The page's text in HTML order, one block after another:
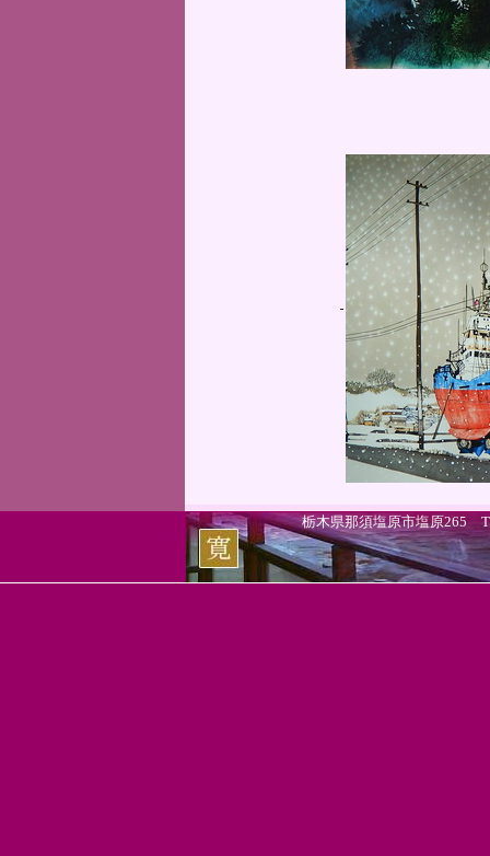
栃木県那須塩原市塩原265